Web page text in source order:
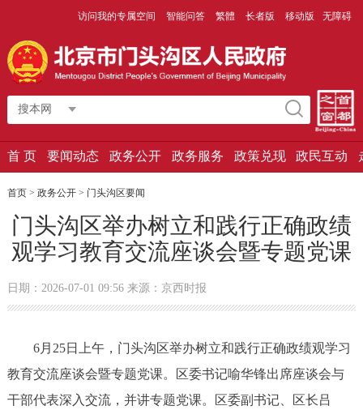
访问我的专属空间 智能问答 繁體 长者版 移动版 无障碍
搜本网
首 页 要闻动态 政务公开 政务服务 政策兑现 政民互动
首页> 政务公开> 门头沟区要闻
门头沟区举办树立和践行正确政绩
观学习教育交流座谈会暨专题党课
日期：2026-07-01 09:56 来源：京西时报
6月25日上午，门头沟区举办树立和践行正确政绩观学习
教育交流座谈会暨专题党课。区委书记喻华锋出席座谈会与
干部代表深入交流，并讲专题党课。区委副书记、区长吕